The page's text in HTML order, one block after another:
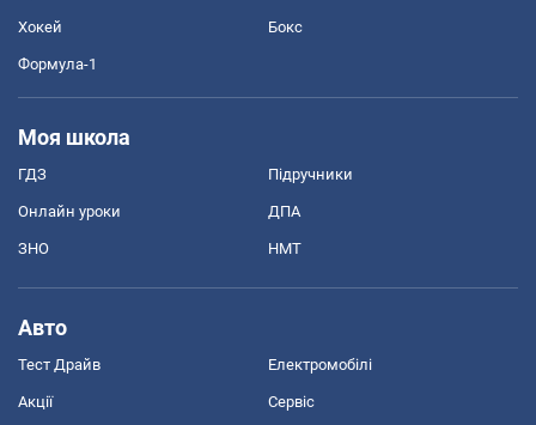
Хокей Бокс
Формула-1
Моя школа
ГДЗ Підручники
Онлайн уроки ДПА
ЗНО НМТ
Авто
Тест Драйв Електромобілі
Акції Сервіс